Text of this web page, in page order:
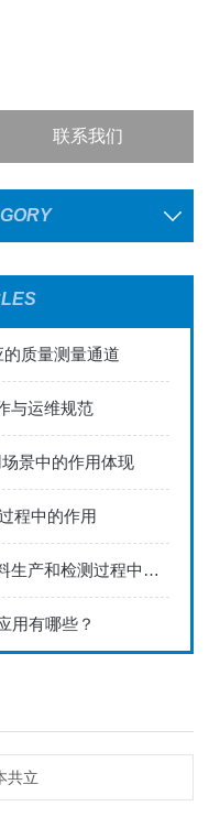
联系我们
质量测量通道
与运维规范
景中的作用体现
程中的作用
NOVO-GLOSS光泽仪在涂料生产和检测过程中的应用
用有哪些？
共立